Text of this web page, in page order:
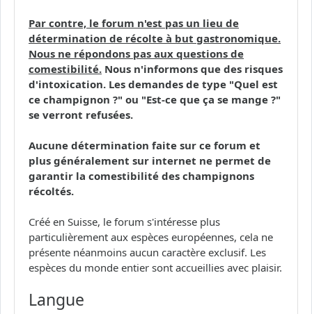
Par contre, le forum n'est pas un lieu de
détermination de récolte à but gastronomique.
Nous ne répondons pas aux questions de
comestibilité. Nous n'informons que des risques
d'intoxication. Les demandes de type "Quel est
ce champignon ?" ou "Est-ce que ça se mange ?"
se verront refusées.
Aucune détermination faite sur ce forum et
plus généralement sur internet ne permet de
garantir la comestibilité des champignons
récoltés.
Créé en Suisse, le forum s'intéresse plus
particulièrement aux espèces européennes, cela ne
présente néanmoins aucun caractère exclusif. Les
espèces du monde entier sont accueillies avec plaisir.
Langue